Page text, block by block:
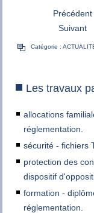
Précédent
Suivant
Catégorie :
Les travaux
allocations
réglementation.
sécurité - fichiers
protection des
dispositif
formation -
réglementation.